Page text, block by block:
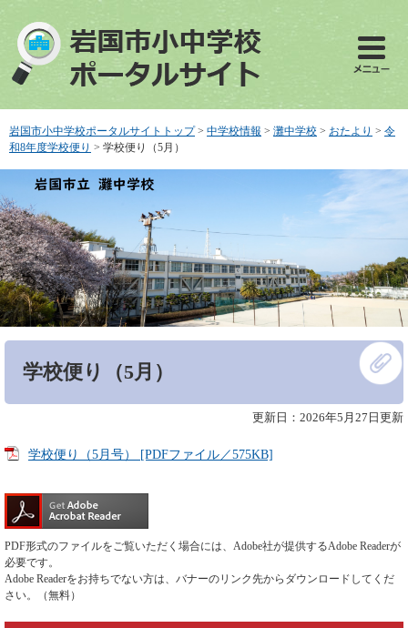
で
す
ば
し
文
へ
岩国市小中学校ポータルサイトトップ > 中学校情報 > 灘中学校 > おたより > 令
和8年度学校便り > 学校便り（5月）
学校便り（5月）
更新日：2026年5月27日更新
学校便り（5月号） [PDFファイル／575KB]
PDF形式のファイルをご覧いただく場合には、Adobe社が提供するAdobe Readerが
必要です。
Adobe Readerをお持ちでない方は、バナーのリンク先からダウンロードしてくだ
さい。（無料）